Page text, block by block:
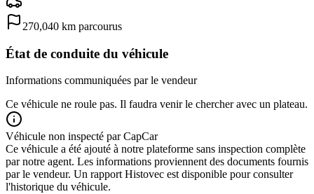
270,040 km parcourus
État de conduite du véhicule
Informations communiquées par le vendeur
Ce véhicule ne roule pas. Il faudra venir le chercher avec un plateau.
Véhicule non inspecté par CapCar
Ce véhicule a été ajouté à notre plateforme sans inspection complète
par notre agent. Les informations proviennent des documents fournis
par le vendeur. Un rapport Histovec est disponible pour consulter
l'historique du véhicule.